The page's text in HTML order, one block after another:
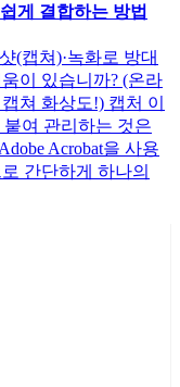
게 결합하는 방법
(캡쳐)·녹화로 방대
이 있습니까? (온라
쳐 화상도!) 캡처 이
붙여 관리하는 것은
Acrobat을 사용
간단하게 하나의